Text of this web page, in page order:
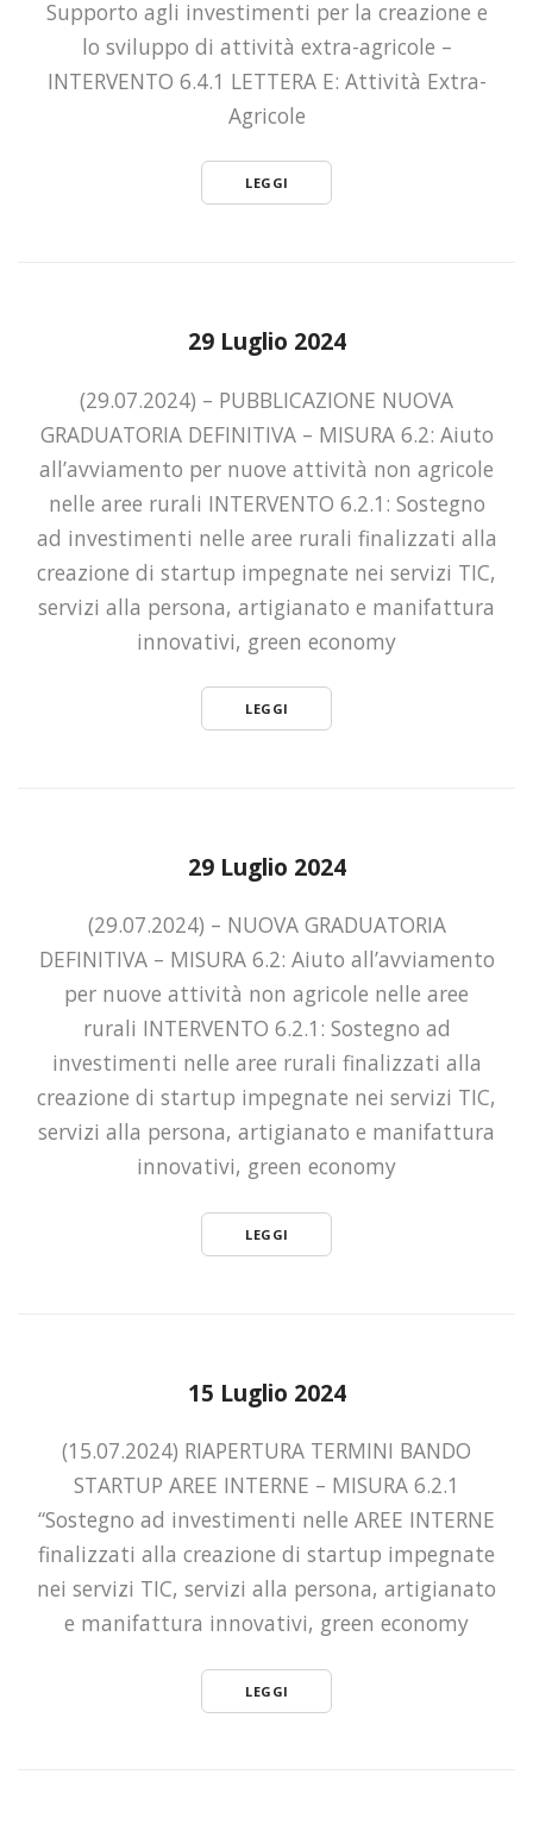
Supporto agli investimenti per la creazione e
lo sviluppo di attività extra-agricole –
INTERVENTO 6.4.1 LETTERA E: Attività Extra-
Agricole
LEGGI
29 Luglio 2024
(29.07.2024) – PUBBLICAZIONE NUOVA
GRADUATORIA DEFINITIVA – MISURA 6.2: Aiuto
all’avviamento per nuove attività non agricole
nelle aree rurali INTERVENTO 6.2.1: Sostegno
ad investimenti nelle aree rurali finalizzati alla
creazione di startup impegnate nei servizi TIC,
servizi alla persona, artigianato e manifattura
innovativi, green economy
LEGGI
29 Luglio 2024
(29.07.2024) – NUOVA GRADUATORIA
DEFINITIVA – MISURA 6.2: Aiuto all’avviamento
per nuove attività non agricole nelle aree
rurali INTERVENTO 6.2.1: Sostegno ad
investimenti nelle aree rurali finalizzati alla
creazione di startup impegnate nei servizi TIC,
servizi alla persona, artigianato e manifattura
innovativi, green economy
LEGGI
15 Luglio 2024
(15.07.2024) RIAPERTURA TERMINI BANDO
STARTUP AREE INTERNE – MISURA 6.2.1
“Sostegno ad investimenti nelle AREE INTERNE
finalizzati alla creazione di startup impegnate
nei servizi TIC, servizi alla persona, artigianato
e manifattura innovativi, green economy
LEGGI